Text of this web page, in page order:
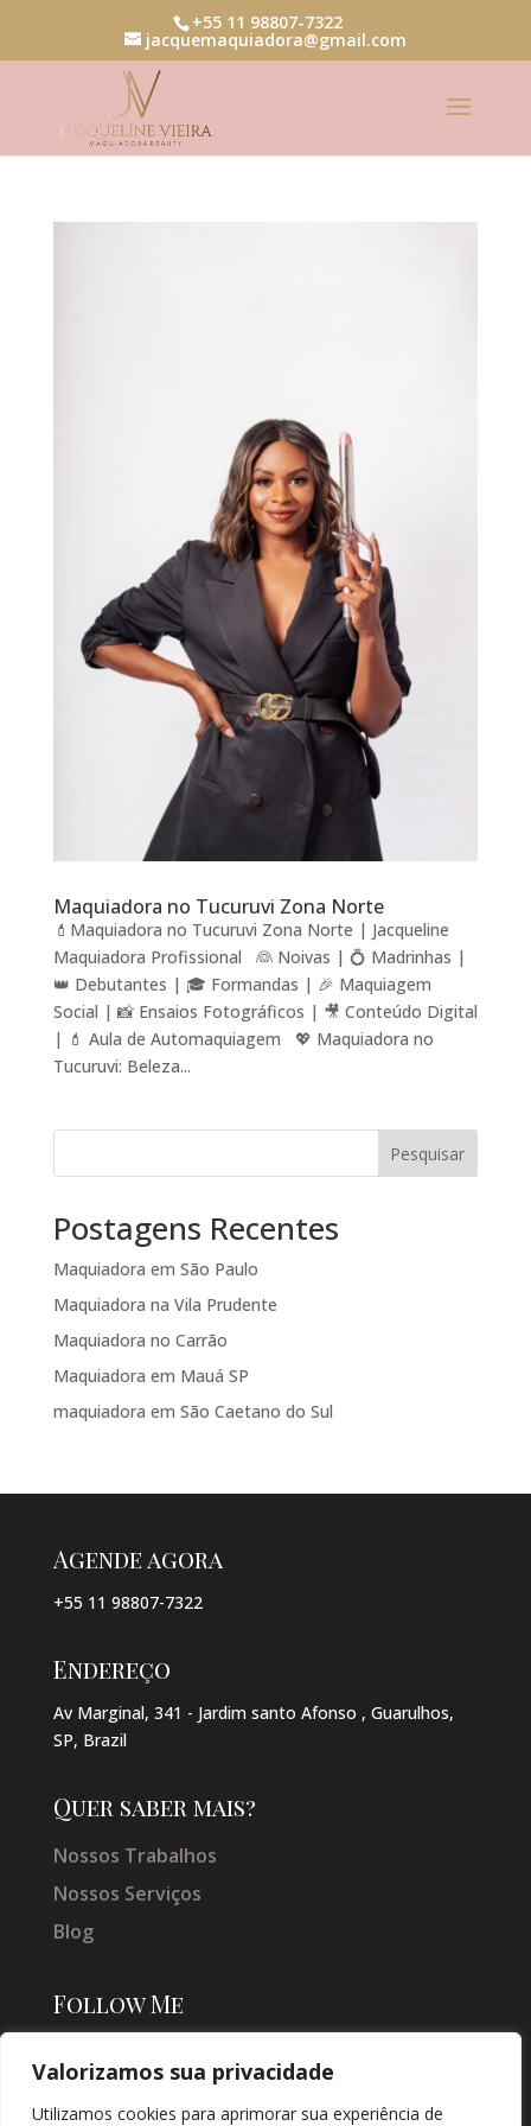
Valorizamos sua privacidade
Utilizamos cookies para aprimorar sua experiência de
+55 11 98807-7322
jacquemaquiadora@gmail.com
Maquiadora no Tucuruvi Zona Norte
💄Maquiadora no Tucuruvi Zona Norte | Jacqueline
Maquiadora Profissional 👰 Noivas | 💍 Madrinhas |
👑 Debutantes | 🎓 Formandas | 🎉 Maquiagem
Social | 📸 Ensaios Fotográficos | 🎥 Conteúdo Digital
| 💄 Aula de Automaquiagem 💖 Maquiadora no
Tucuruvi: Beleza...
Pesquisar
Postagens Recentes
Maquiadora em São Paulo
Maquiadora na Vila Prudente
Maquiadora no Carrão
Maquiadora em Mauá SP
maquiadora em São Caetano do Sul
Agende agora
+55 11 98807-7322
Endereço
Av Marginal, 341 - Jardim santo Afonso , Guarulhos,
SP, Brazil
Quer saber mais?
Nossos Trabalhos
Nossos Serviços
Blog
Follow Me